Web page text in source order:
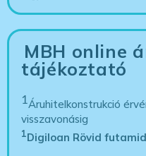
MBH online
tájékoztató
1Áruhitelkonstrukció
visszavonásig
1Digiloan Rövid